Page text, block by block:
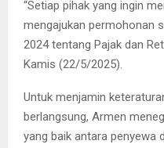
“Setiap pihak yang ingin
mengajukan permohonan
2024 tentang Pajak dan
Kamis (22/5/2025).
Untuk menjamin
berlangsung, Armen
yang baik antara penyewa